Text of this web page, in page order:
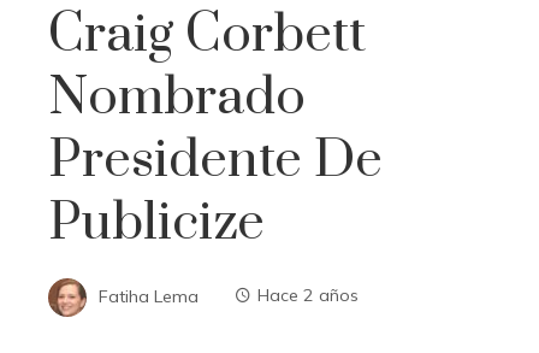
Craig Corbett
Nombrado
Presidente De
Publicize
Fatiha Lema Hace 2 años